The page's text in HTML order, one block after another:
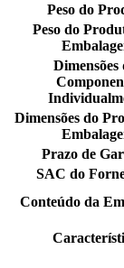
Peso do
Peso do
Dimensões
Dimensões do
Prazo de
SAC do
Conteúdo da